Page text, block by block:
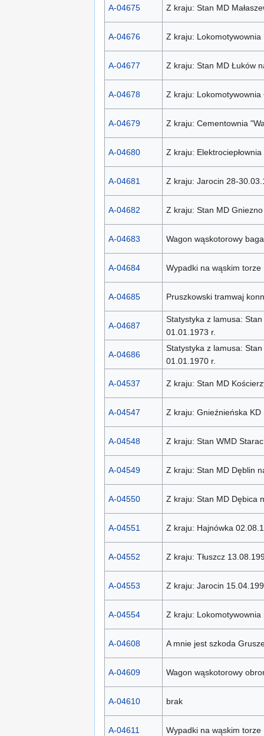
A-04675 Z kraju: Stan MD
A-04676 Z kraju: Lokomotywownia
A-04677 Z kraju: Stan MD Łuków
A-04678 Z kraju:
A-04679 Z kraju: Cementownia
A-04680 Z kraju:
A-04681 Z kraju: Jarocin 28-
A-04682 Z kraju: Stan MD
A-04683 Wagon wąskotorowy
A-04684 Wypadki na wąskim torze
A-04685 Pruszkowski tramwaj
A-04687
Statystyka z lamusa:
01.01.1973 r.
A-04686
Statystyka z lamusa:
01.01.1970 r.
A-04537 Z kraju: Stan MD
A-04547 Z kraju: Gnieźnieńska KD
A-04548 Z kraju: Stan WMD
A-04549 Z kraju: Stan MD Dęblin
A-04550 Z kraju: Stan MD Dębica
A-04551 Z kraju: Hajnówka
A-04552 Z kraju: Tłuszcz
A-04553 Z kraju: Jarocin
A-04554 Z kraju:
A-04608 A mnie jest szkoda
A-04609 Wagon wąskotorowy
A-04610 brak
A-04611 Wypadki na wąskim torze